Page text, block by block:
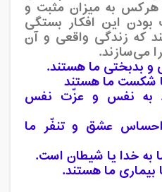
به میزان مثبت و
این افکار بستگی
که زندگی واقعی و آن
می‌سازند.
و بدبختی ما هستند.
شکست ما هستند
به نفس و عزّت نفس
احساس عشق و تنفّر ما
به خدا یا شیطان است.
بیماری ما هستند.